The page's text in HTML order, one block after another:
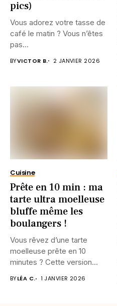
pics)
Vous adorez votre tasse de
café le matin ? Vous n’êtes
pas...
BYVICTOR B. 2 JANVIER 2026
Cuisine
Prête en 10 min : ma
tarte ultra moelleuse
bluffe même les
boulangers !
Vous rêvez d’une tarte
moelleuse prête en 10
minutes ? Cette version...
BYLÉA C. 1 JANVIER 2026